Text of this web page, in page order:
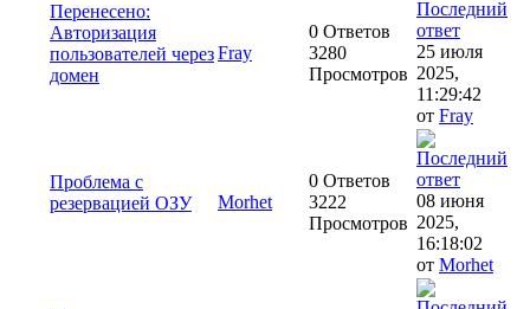
Перенесено:
Авторизация
пользователей через
домен
Fray
0 Ответов
3280
Просмотров
25 июля
2025,
11:29:42
от Fray
Проблема с
резервацией ОЗУ
Morhet
0 Ответов
3222
Просмотров
08 июня
2025,
16:18:02
от Morhet